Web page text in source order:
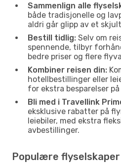
Sammenlign alle
både tradisjonelle og
aldri går glipp av et
Bestill tidlig: Selv om
spennende, tilbyr
bedre priser og flere
Kombiner reisen din:
hotellbestillinger eller
for ekstra besparelser
Bli med i Travellink
eksklusive rabatter på
leiebiler, med ekstra
avbestillinger.
Populære